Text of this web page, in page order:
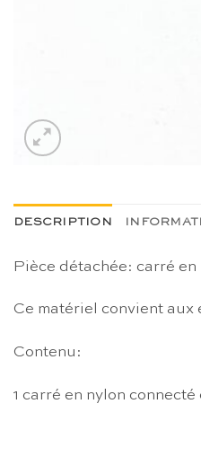
DESCRIPTION
Pièce détachée: carré
Ce matériel convient aux
Contenu:
1 carré en nylon